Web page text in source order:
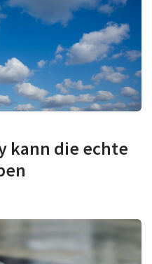
kann die echte